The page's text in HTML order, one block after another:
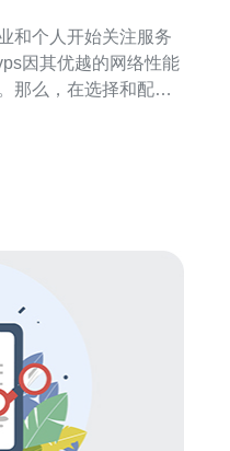
和个人开始关注服务
因其优越的网络性能
那么，在选择和配置